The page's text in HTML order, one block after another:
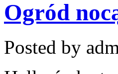
Ogród
Posted by